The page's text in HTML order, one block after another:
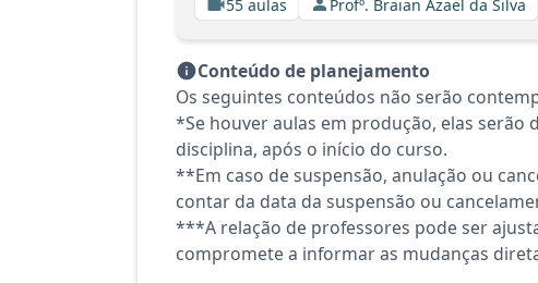
55 aulas Profº. Braian Azael da Silva
Conteúdo de planejamento
Os seguintes conteúdos não serão
*Se houver aulas em produção, elas serão
disciplina, após o início do curso.
**Em caso de suspensão, anulação ou
contar da data da suspensão ou
***A relação de professores pode ser
compromete a informar as mudanças